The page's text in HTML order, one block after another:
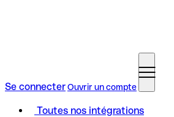
Se connecterOuvrir un compte
Toutes nos intégrations